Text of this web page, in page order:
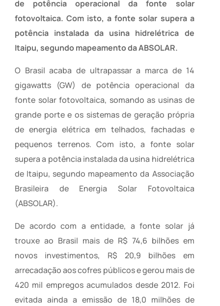
de potência operacional da fonte solar
fotovoltaica. Com isto, a fonte solar supera a
potência instalada da usina hidrelétrica de
Itaipu, segundo mapeamento da ABSOLAR.
O Brasil acaba de ultrapassar a marca de 14
gigawatts (GW) de potência operacional da
fonte solar fotovoltaica, somando as usinas de
grande porte e os sistemas de geração própria
de energia elétrica em telhados, fachadas e
pequenos terrenos. Com isto, a fonte solar
supera a potência instalada da usina hidrelétrica
de Itaipu, segundo mapeamento da Associação
Brasileira de Energia Solar Fotovoltaica
(ABSOLAR).
De acordo com a entidade, a fonte solar já
trouxe ao Brasil mais de R$ 74,6 bilhões em
novos investimentos, R$ 20,9 bilhões em
arrecadação aos cofres públicos e gerou mais de
420 mil empregos acumulados desde 2012. Foi
evitada ainda a emissão de 18,0 milhões de